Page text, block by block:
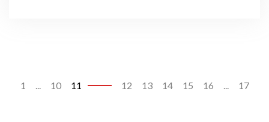
1 ... 10 11 12 13 14 15 16 ... 17